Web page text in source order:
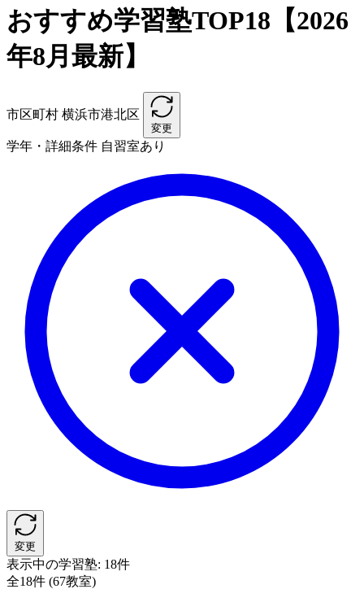
おすすめ学習塾TOP18【2026
年8月最新】
市区町村 横浜市港北区
変更
学年・詳細条件 自習室あり
変更
表示中の学習塾: 18件
全18件 (67教室)